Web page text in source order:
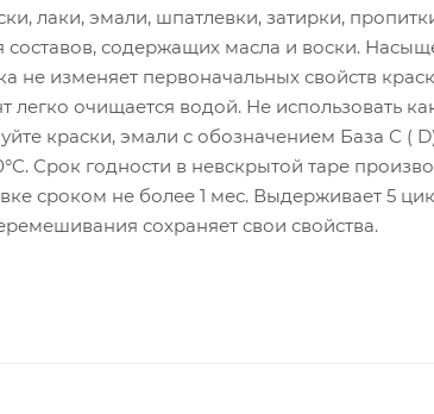
лаки, эмали, шпатлевки, затирки,
содержащих масла и воски.
не изменяет первоначальных свойств
очищается водой. Не использовать
краски, эмали с обозначением База С (
Срок годности в невскрытой таре
сроком не более 1 мес. Выдерживает 5
сохраняет свои свойства.